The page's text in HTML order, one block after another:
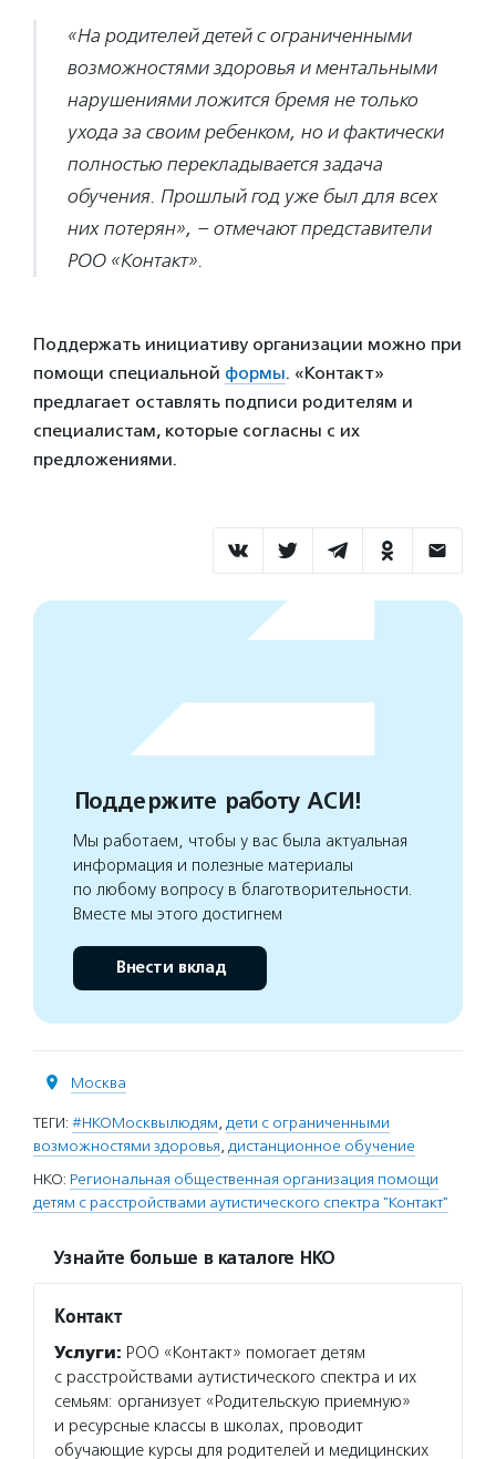
«На родителей детей с ограниченными
возможностями здоровья и ментальными
нарушениями ложится бремя не только
ухода за своим ребенком, но и фактически
полностью перекладывается задача
обучения. Прошлый год уже был для всех
них потерян», – отмечают представители
РОО «Контакт».
Поддержать инициативу организации можно при
помощи специальной формы. «Контакт»
предлагает оставлять подписи родителям и
специалистам, которые согласны с их
предложениями.
Поддержите работу АСИ!
Мы работаем, чтобы у вас была актуальная
информация и полезные материалы
по любому вопросу в благотворительности.
Вместе мы этого достигнем
Внести вклад
Москва
ТЕГИ: #НКОМосквылюдям, дети с ограниченными
возможностями здоровья, дистанционное обучение
НКО: Региональная общественная организация помощи
детям с расстройствами аутистического спектра "Контакт"
Узнайте больше в каталоге НКО
Контакт
Услуги: РОО «Контакт» помогает детям
с расстройствами аутистического спектра и их
семьям: организует «Родительскую приемную»
и ресурсные классы в школах, проводит
обучающие курсы для родителей и медицинских